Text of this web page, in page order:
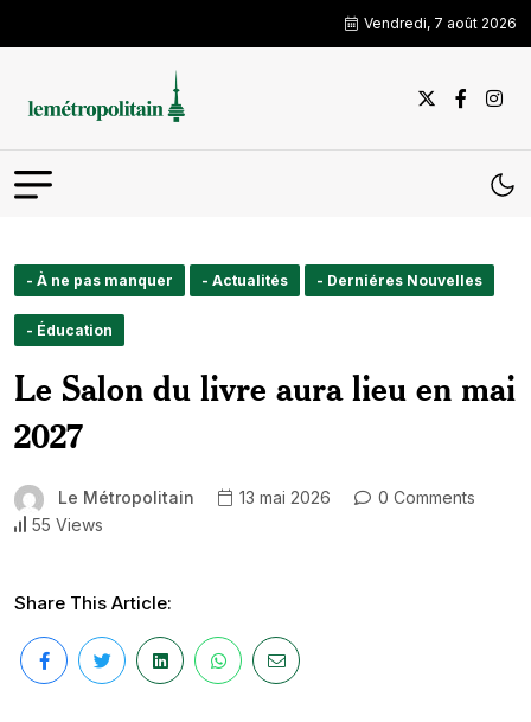
Vendredi, 7 août 2026
- À ne pas manquer - Actualités - Derniéres Nouvelles
- Éducation
Le Salon du livre aura lieu en mai
2027
Le Métropolitain 13 mai 2026
0 Comments
55 Views
Share This Article: